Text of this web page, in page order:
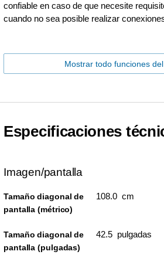
confiable en caso de que necesite
cuando no sea posible realizar
Mostrar todo funciones
Especificaciones
Imagen/pantalla
Tamaño diagonal de
pantalla (métrico)
108.0 cm
Tamaño diagonal de
pantalla (pulgadas)
42.5 pulgadas